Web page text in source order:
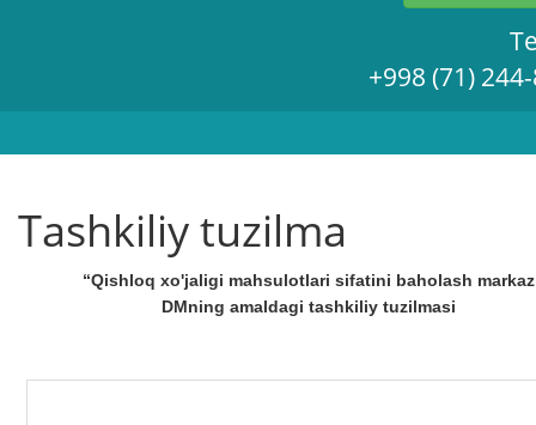
+998 (71)
Tashkiliy tuzilma
“Qishloq xo'jaligi mahsulotlari sifatini baholash
DMning amaldagi tashkiliy tuzilmasi